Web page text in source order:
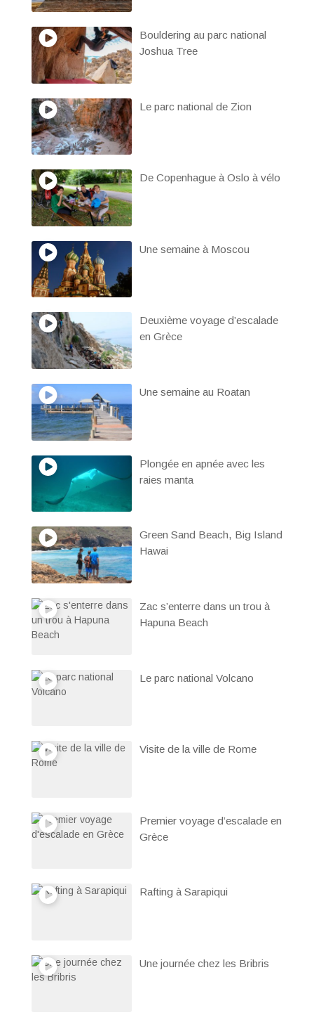
Bouldering au parc national
Joshua Tree
Le parc national de Zion
De Copenhague à Oslo à vélo
Une semaine à Moscou
Deuxième voyage d’escalade
en Grèce
Une semaine au Roatan
Plongée en apnée avec les
raies manta
Green Sand Beach, Big Island
Hawai
Zac s’enterre dans un trou à
Hapuna Beach
Le parc national Volcano
Visite de la ville de Rome
Premier voyage d’escalade en
Grèce
Rafting à Sarapiqui
Une journée chez les Bribris